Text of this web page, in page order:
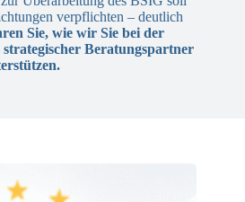
verpflichten – deutlich
Sie, wie wir Sie bei der
strategischer Beratungspartner